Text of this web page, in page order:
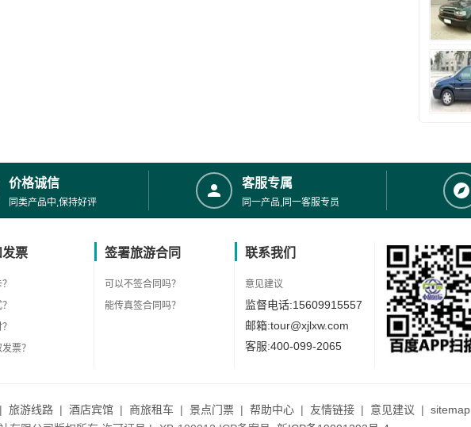
价格诚信
同类产品中,保持好评
客服专属
同一产品,同一客服专员
票
票？
签署旅游合同
可以不签合同吗？
能传真签合同吗？
联系我们
意见建议
监督电话:15609915557
邮箱:tour@xjlxw.com
客服:400-099-2065
| 旅游线路 | 酒店宾馆 | 商旅租车 | 景点门票 | 帮助中心 | 友情链接 | 意见建议 | sitemap